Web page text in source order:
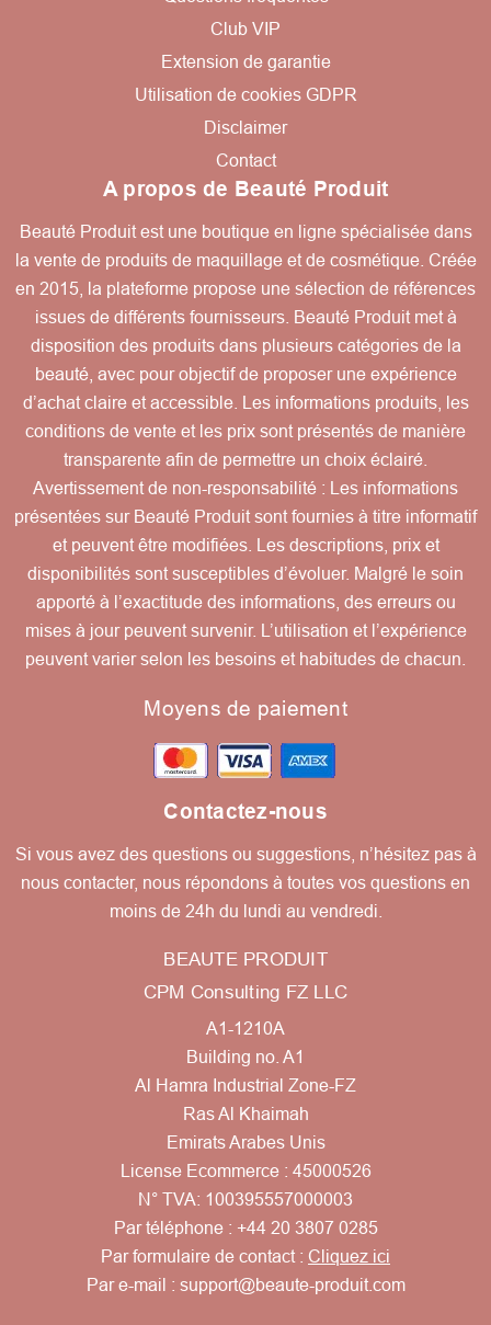
Club VIP
Extension de garantie
Utilisation de cookies GDPR
Disclaimer
Contact
A propos de Beauté Produit
Beauté Produit est une boutique en ligne spécialisée dans
la vente de produits de maquillage et de cosmétique. Créée
en 2015, la plateforme propose une sélection de références
issues de différents fournisseurs. Beauté Produit met à
disposition des produits dans plusieurs catégories de la
beauté, avec pour objectif de proposer une expérience
d’achat claire et accessible. Les informations produits, les
conditions de vente et les prix sont présentés de manière
transparente afin de permettre un choix éclairé.
Avertissement de non-responsabilité : Les informations
présentées sur Beauté Produit sont fournies à titre informatif
et peuvent être modifiées. Les descriptions, prix et
disponibilités sont susceptibles d’évoluer. Malgré le soin
apporté à l’exactitude des informations, des erreurs ou
mises à jour peuvent survenir. L’utilisation et l’expérience
peuvent varier selon les besoins et habitudes de chacun.
Moyens de paiement
Contactez-nous
Si vous avez des questions ou suggestions, n’hésitez pas à
nous contacter, nous répondons à toutes vos questions en
moins de 24h du lundi au vendredi.
BEAUTE PRODUIT
CPM Consulting FZ LLC
A1-1210A
Building no. A1
Al Hamra Industrial Zone-FZ
Ras Al Khaimah
Emirats Arabes Unis
License Ecommerce : 45000526
N° TVA: 100395557000003
Par téléphone : +44 20 3807 0285
Par formulaire de contact : Cliquez ici
Par e-mail : support@beaute-produit.com